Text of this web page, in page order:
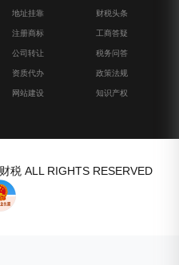
地址挂靠
注册商标
公司转让
资质代办
网站建设
财税头条
工商答疑
税务问答
政策法规
知识产权
税 ALL RIGHTS RESERVED